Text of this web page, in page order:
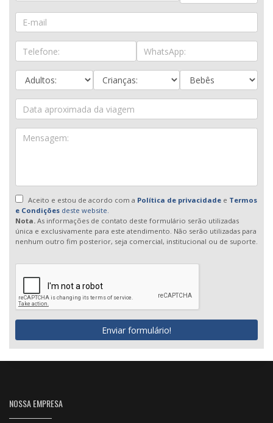
Aceito e estou de acordo com a Política de privacidadee Termos
e Condições deste website.
Nota. As informações de contato deste formulário serão utilizadas
única e exclusivamente para este atendimento. Não serão utilizadas para
nenhum outro fim posterior, seja comercial, institucional ou de suporte.
Enviar formulário!
NOSSA EMPRESA